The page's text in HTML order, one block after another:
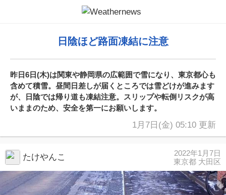
日陰ほど路面凍結に注意
昨日6日(木)は関東や静岡県の広範囲で雪になり、東京都心も
含めて積雪。昼間日差しが届くところでは雪どけが進みます
が、日陰では帰り道も凍結注意。スリップや転倒リスクが高
いままのため、安全を第一にお願いします。
1月7日(金) 05:10 更新
たけやんこ
2022年1月7日
東京都 大田区